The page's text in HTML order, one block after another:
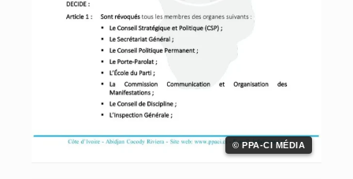
© PPA-CI MÉDIA